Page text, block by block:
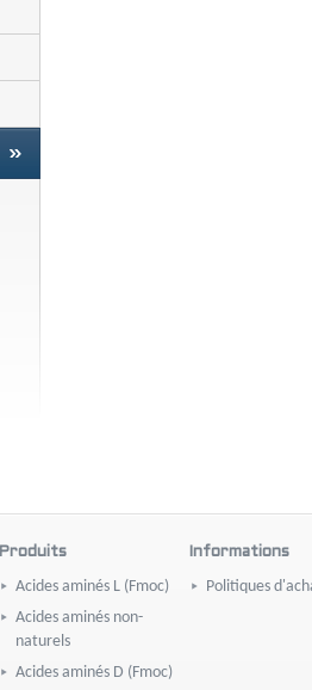
Produits
Acides aminés L (Fmoc)
Acides aminés non-
naturels
Acides aminés D (Fmoc)
Informations
Politiques